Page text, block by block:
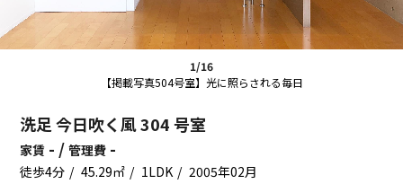
1/16
【掲載写真504号室】光に照らされる毎日
洗足 今日吹く風 304 号室
家賃 - /管理費 -
徒歩4分 45.29㎡ 1LDK 2005年02月